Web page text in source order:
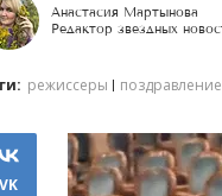
Анастасия Мартынова
Редактор звездных
режиссеры поздравление
VK